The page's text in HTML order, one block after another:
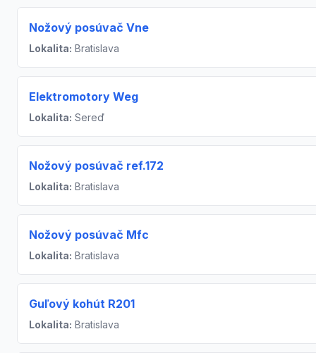
Nožový posúvač Vne
Lokalita: Bratislava
Elektromotory Weg
Lokalita: Sereď
Nožový posúvač ref.172
Lokalita: Bratislava
Nožový posúvač Mfc
Lokalita: Bratislava
Guľový kohút R201
Lokalita: Bratislava